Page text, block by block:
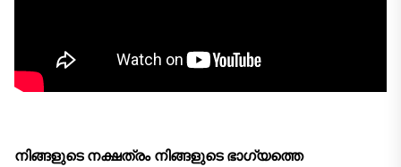
നിങ്ങളുടെ നക്ഷത്രം നിങ്ങളുടെ ഭാഗ്യത്തെ